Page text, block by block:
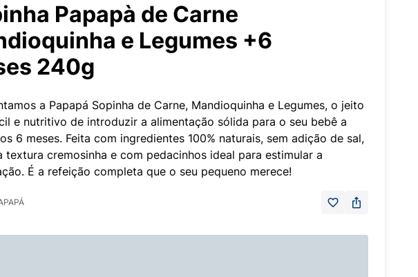
Papapà de Carne
e Legumes +6
240g
a Papapá Sopinha de Carne, Mandioquinha e Legumes, o jeito
e nutritivo de introduzir a alimentação sólida para o seu bebê a
6 meses. Feita com ingredientes 100% naturais, sem adição de sal,
textura cremosinha e com pedacinhos ideal para estimular a
É a refeição completa que o seu pequeno merece!